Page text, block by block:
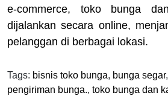
e-commerce, toko bunga
dijalankan secara online,
pelanggan di berbagai lokasi.
Tags: bisnis toko bunga, bunga segar,
pengiriman bunga., toko bunga dan